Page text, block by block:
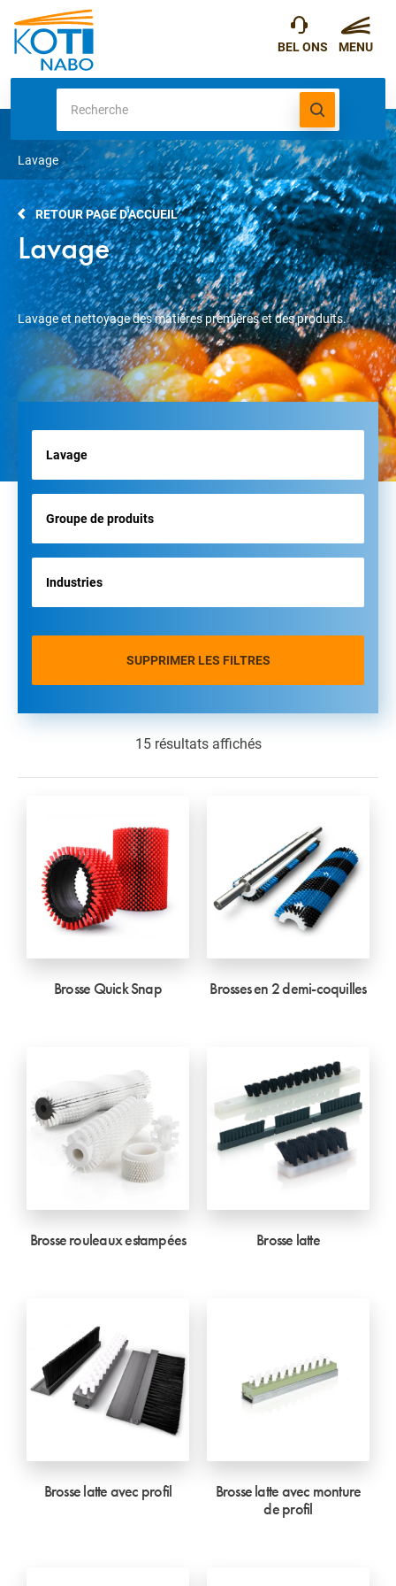
Lavage
RETOUR PAGE D'ACCUEIL
Lavage
Lavage et nettoyage des matières premières et des produits.
SUPPRIMER LES FILTRES
15 résultats affichés
Brosse Quick Snap Brosses en 2 demi-coquilles
Brosse rouleaux estampées Brosse latte
Brosse latte avec profil
Brosse latte avec monture
de profil